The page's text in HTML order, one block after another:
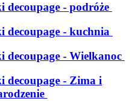
decoupage - podróże
decoupage - kuchnia
decoupage - Wielkanoc
decoupage - Zima i